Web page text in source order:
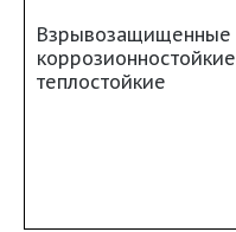
Взрывозащищенные
коррозионностойкие
теплостойкие